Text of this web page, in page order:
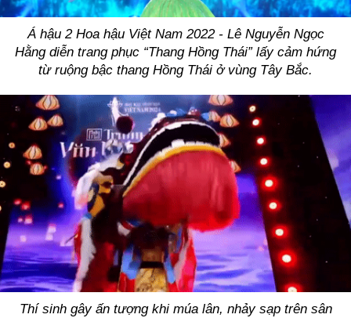
Á hậu 2 Hoa hậu Việt Nam 2022 - Lê Nguyễn Ngọc
Hằng diễn trang phục “Thang Hồng Thái” lấy cảm hứng
từ ruộng bậc thang Hồng Thái ở vùng Tây Bắc.
Thí sinh gây ấn tượng khi múa lân, nhảy sạp trên sân